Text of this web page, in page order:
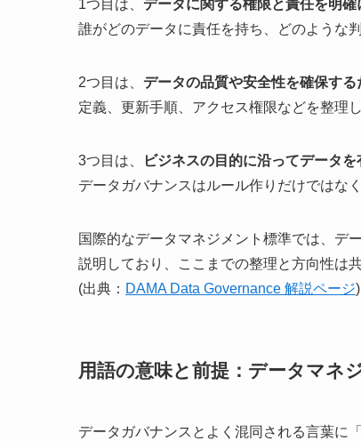
1つ目は、 データに関する権限と責任を明確
誰がどのデータに責任を持ち、どのような
2つ目は、 データの品質や安全性を確保す
定義、更新手順、アクセス権限などを整理
3つ目は、 ビジネスの目的に沿ってデータ
データガバナンスはルール作りだけではな
国際的なデータマネジメント標準では、デ
説明しており、ここまでの整理と方向性は
(出典： DAMA Data Governance 解説ページ
用語の意味と前提：データマネ
データガバナンスとよく混同される言葉に